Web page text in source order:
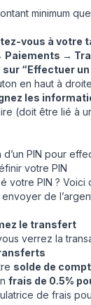
minimum
vous à votre
Paiements →
sur “Effectuer
en haut à
les
(doit être lié à
PIN pour
votre PIN
votre PIN ? Voici
de
le transfert
verrez la
solde de
frais de 0.5%
de frais